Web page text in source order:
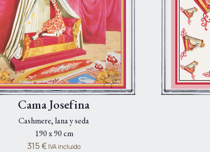
Cama Josefina
Cashmere, lana y seda
190 x 90 cm
315€ IVA incluido